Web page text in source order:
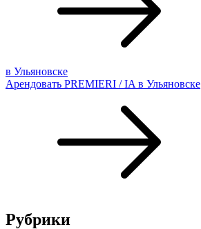
в Ульяновске
Арендовать PREMIERI / IA в Ульяновске
Рубрики